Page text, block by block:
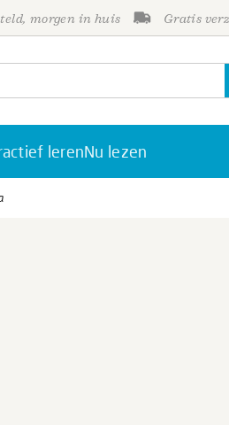
morgen in huis Gratis
lerenNu lezen